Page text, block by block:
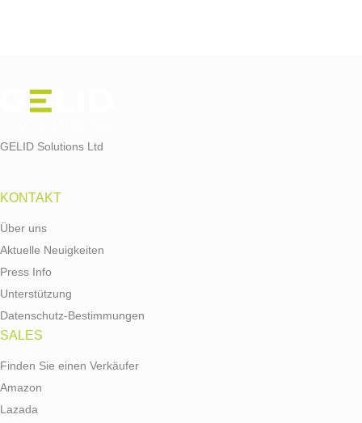
GELID Solutions Ltd
KONTAKT
Über uns
Aktuelle Neuigkeiten
Press Info
Unterstützung
Datenschutz-Bestimmungen
SALES
Finden Sie einen Verkäufer
Amazon
Lazada